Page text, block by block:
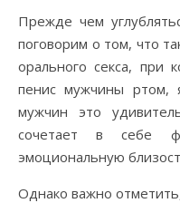
Прежде чем
поговорим о том, что
орального секса, при
пенис мужчины ртом,
мужчин это
сочетает в себе
эмоциональную
Однако важно